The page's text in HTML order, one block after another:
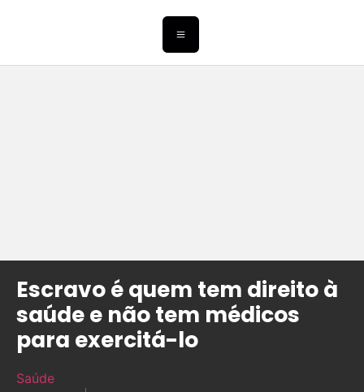
Escravo é quem tem direito à
saúde e não tem médicos
para exercitá-lo
Saúde